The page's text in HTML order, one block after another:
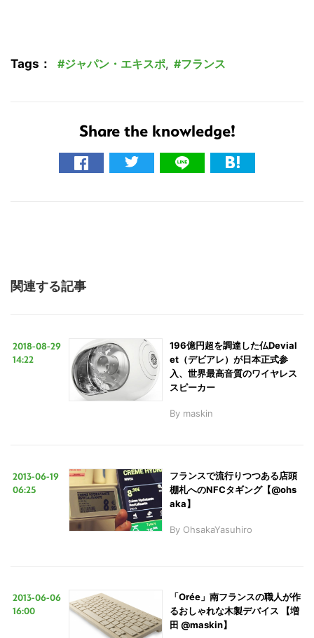
Tags： ジャパン・エキスポ, フランス
Share the knowledge!
関連する記事
2018-08-29
14:22
196億円超を調達した仏Devial
et（デビアレ）が日本正式参
入、世界最高音質のワイヤレス
スピーカー
By maskin
2013-06-19
06:25
フランスで流行りつつある店頭
棚札へのNFCタギング【@ohs
aka】
By OhsakaYasuhiro
2013-06-06
16:00
「Orée」南フランスの職人が作
るおしゃれな木製デバイス 【増
田 @maskin】